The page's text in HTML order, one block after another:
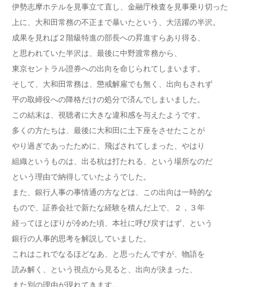
伊勢志摩ホテルを見事立て直し、金融庁検査を見事乗り切った
上に、大和田常務の不正まで暴いたという、大活躍の半沢。
成果を見れば２階級特進の部長への昇進すらあり得る、
と思われていた半沢は、最後に中野渡常務から、
東京セントラル證券への出向を命じられてしまいます。
そして、大和田常務は、懲戒解雇でも無く、出向もされず
平の取締役への降格だけの処分で済んでしまいました。
この結末は、視聴者に大きな違和感を与えたようです。
多くの方たちは、最後に大和田に土下座をさせたことが
やり過ぎであったために、飛ばされてしまった、やはり
組織というものは、出る杭は打たれる、という場所なのだ
という理由で納得していたようでした。
また、銀行人事の事情通の方などは、この出向は一時的な
もので、証券会社で新たな経験を積んだ上で、２，３年
経ってほとぼりが冷めた頃、本社に呼び戻すはず、という
銀行の人事的思考を解説していました。
これはこれでなるほどなあ、と思ったんですが、物語を
読み解く、という視点から見ると、出向が決まった、
また別の理由が現れてきます。